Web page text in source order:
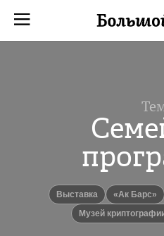
Выставка «Ак Барс»
Музей